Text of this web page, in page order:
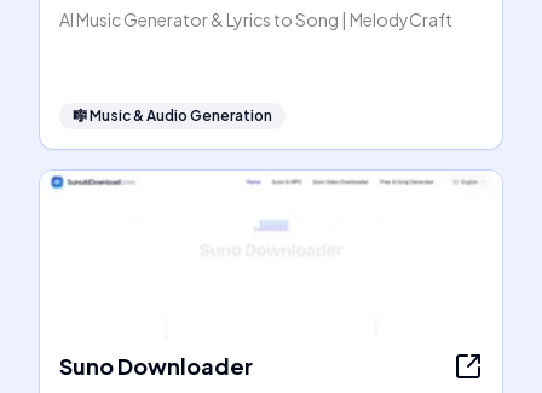
AI Music Generator & Lyrics to Song | MelodyCraft
🎼Music & Audio Generation
Suno Downloader